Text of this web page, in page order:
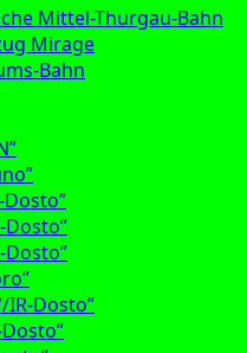
Mittel-Thurgau-Bahn
Mirage
Bahn
Dosto”
Dosto”
Dosto”
IR-Dosto”
Dosto”